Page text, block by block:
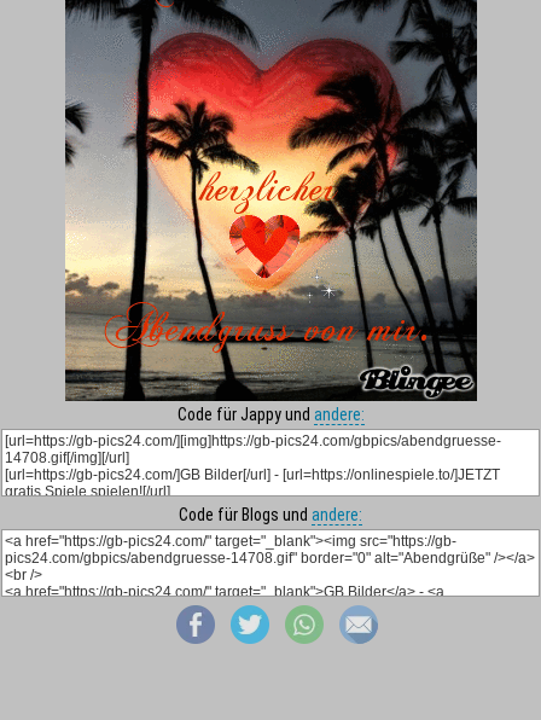
Code für Jappy und andere:
Code für Blogs und andere: